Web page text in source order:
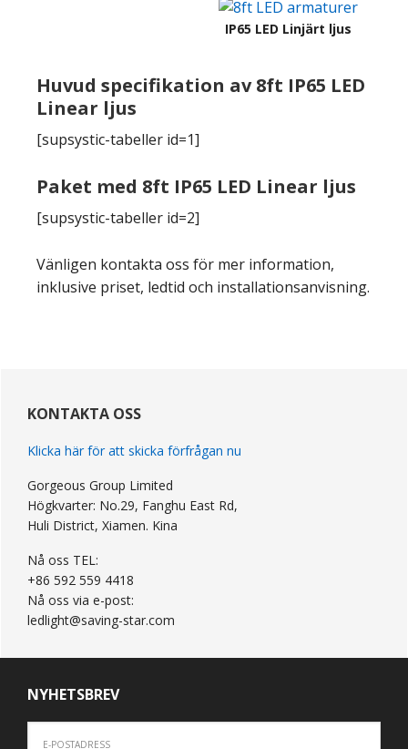
IP65 LED Linjärt ljus
Huvud specifikation av 8ft IP65 LED
Linear ljus
[supsystic-tabeller id=1]
Paket med 8ft IP65 LED Linear ljus
[supsystic-tabeller id=2]
Vänligen kontakta oss för mer information,
inklusive priset, ledtid och installationsanvisning.
Sidebar
KONTAKTA OSS
Klicka här för att skicka förfrågan nu
Gorgeous Group Limited
Högkvarter: No.29, Fanghu East Rd,
Huli District, Xiamen. Kina
Nå oss TEL:
+86 592 559 4418
Nå oss via e-post:
ledlight@saving-star.com
NYHETSBREV